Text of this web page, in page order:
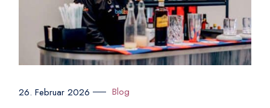
26. Februar 2026 Blog